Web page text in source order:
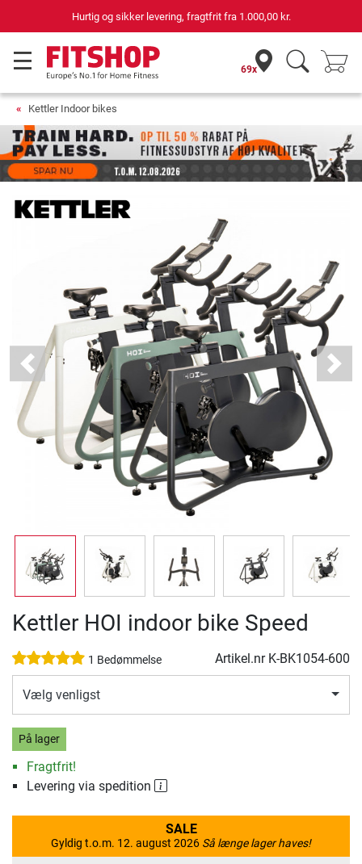
69 butikker med 75 egne servicemontører
69x
Kettler Indoor bikes
Previous Next
Kettler HOI indoor bike Speed
1 Bedømmelse Artikel.nr K-BK1054-600
Vælg venligst
På lager
Fragtfrit!
Levering via spedition
SALE
Gyldig t.o.m. 12. august 2026 Så længe lager haves!